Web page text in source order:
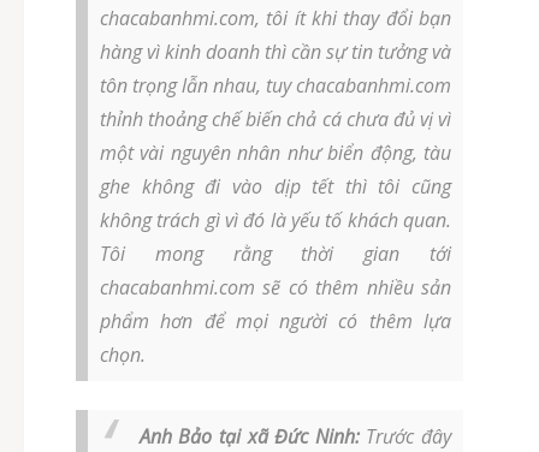
chacabanhmi.com, tôi ít khi thay đổi bạn
hàng vì kinh doanh thì cần sự tin tưởng và
tôn trọng lẫn nhau, tuy chacabanhmi.com
thỉnh thoảng chế biến chả cá chưa đủ vị vì
một vài nguyên nhân như biển động, tàu
ghe không đi vào dịp tết thì tôi cũng
không trách gì vì đó là yếu tố khách quan.
Tôi mong rằng thời gian tới
chacabanhmi.com sẽ có thêm nhiều sản
phẩm hơn để mọi người có thêm lựa
chọn.
Anh Bảo tại xã Đức Ninh:Trước đây